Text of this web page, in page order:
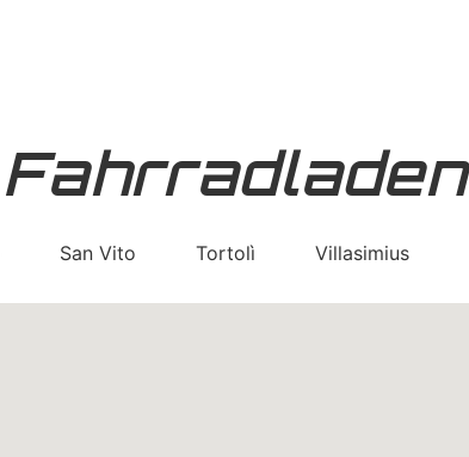
Fahrradladen
San Vito Tortolì Villasimius